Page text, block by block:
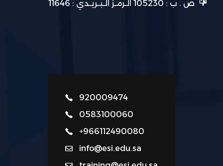
ص . ب : 105230 الـرمـز الـبـريـدي : 11646
920009474
0583100060
+966112490080
info@esi.edu.sa